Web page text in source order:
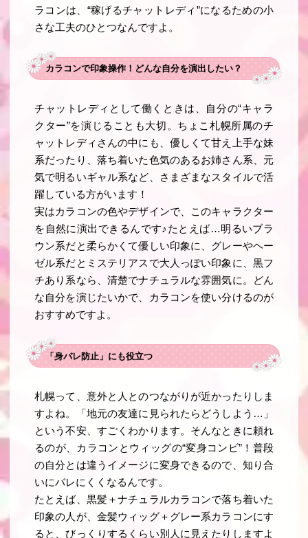
ラコンは、“稼げるチャットレディ”になるための小
さな工夫のひとつなんですよ。
カラコンで印象操作！どんな自分を演出したい？
チャットレディとして働くときは、自分の“キャラ
クター”を演じることも大切。ちょこ札幌所属のチ
ャットレディさんの中にも、優しくて甘え上手な妹
系だったり、落ち着いた色気のあるお姉さん系、元
気で明るいギャル系など、さまざまなスタイルで活
躍している方がいます！
実はカラコンの色やデザインで、このキャラクター
を自然に演出できるんです♪たとえば…明るいブラ
ウン系だと柔らかくて優しい印象に、グレーやヘー
ゼル系だとミステリアスで大人っぽい印象に、黒フ
チあり系なら、清楚でナチュラルな雰囲気に。どん
な自分を演じたいかで、カラコンを使い分けるのが
おすすめですよ。
「身バレ防止」にも役立つ
札幌って、意外と人とのつながりが近かったりしま
すよね。「地元の友達に見られたらどうしよう…」
という不安、すごくわかります。そんなときに頼れ
るのが、カラコンとウィッグの“変身コンビ”！普段
の自分とは違うイメージに変身できるので、知り合
いにバレにくくなるんです。
たとえば、黒髪＋ナチュラルカラコンで落ち着いた
印象の人が、金髪ウィッグ＋グレー系カラコンにす
ると、びっくりするくらい別人に見えたりしますよ